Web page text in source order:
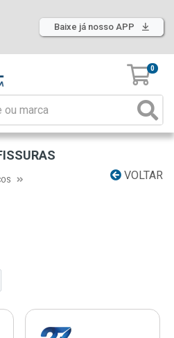
Baixe já nosso APP
0
VOLTAR